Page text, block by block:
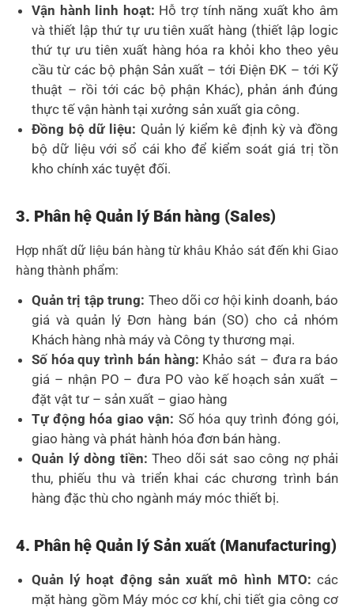
Vận hành linh hoạt: Hỗ trợ tính năng xuất kho âm
và thiết lập thứ tự ưu tiên xuất hàng (thiết lập logic
thứ tự ưu tiên xuất hàng hóa ra khỏi kho theo yêu
cầu từ các bộ phận Sản xuất – tới Điện ĐK – tới Kỹ
thuật – rồi tới các bộ phận Khác), phản ánh đúng
thực tế vận hành tại xưởng sản xuất gia công.
Đồng bộ dữ liệu: Quản lý kiểm kê định kỳ và đồng
bộ dữ liệu với sổ cái kho để kiểm soát giá trị tồn
kho chính xác tuyệt đối.
3. Phân hệ Quản lý Bán hàng (Sales)
Hợp nhất dữ liệu bán hàng từ khâu Khảo sát đến khi Giao
hàng thành phẩm:
Quản trị tập trung: Theo dõi cơ hội kinh doanh, báo
giá và quản lý Đơn hàng bán (SO) cho cả nhóm
Khách hàng nhà máy và Công ty thương mại.
Số hóa quy trình bán hàng: Khảo sát – đưa ra báo
giá – nhận PO – đưa PO vào kế hoạch sản xuất –
đặt vật tư – sản xuất – giao hàng
Tự động hóa giao vận: Số hóa quy trình đóng gói,
giao hàng và phát hành hóa đơn bán hàng.
Quản lý dòng tiền: Theo dõi sát sao công nợ phải
thu, phiếu thu và triển khai các chương trình bán
hàng đặc thù cho ngành máy móc thiết bị.
4. Phân hệ Quản lý Sản xuất (Manufacturing)
Quản lý hoạt động sản xuất mô hình MTO: các
mặt hàng gồm Máy móc cơ khí, chi tiết gia công cơ